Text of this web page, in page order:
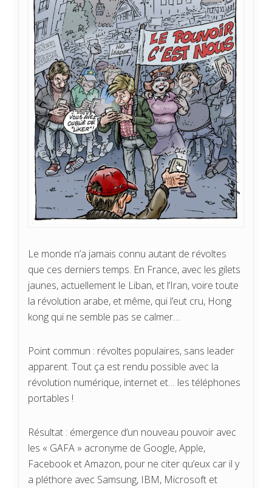
Le monde n’a jamais connu autant de révoltes
que ces derniers temps. En France, avec les gilets
jaunes, actuellement le Liban, et l’Iran, voire toute
la révolution arabe, et même, qui l’eut cru, Hong
kong qui ne semble pas se calmer…
Point commun : révoltes populaires, sans leader
apparent. Tout ça est rendu possible avec la
révolution numérique, internet et… les téléphones
portables !
Résultat : émergence d’un nouveau pouvoir avec
les « GAFA » acronyme de Google, Apple,
Facebook et Amazon, pour ne citer qu’eux car il y
a pléthore avec Samsung, IBM, Microsoft et